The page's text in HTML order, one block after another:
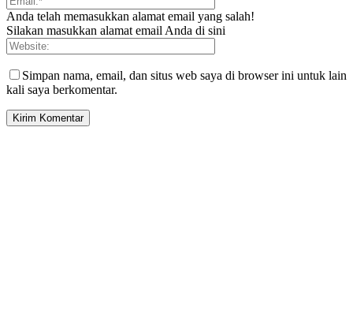
Anda telah memasukkan alamat email yang salah!
Silakan masukkan alamat email Anda di sini
Simpan nama, email, dan situs web saya di browser ini untuk lain
kali saya berkomentar.